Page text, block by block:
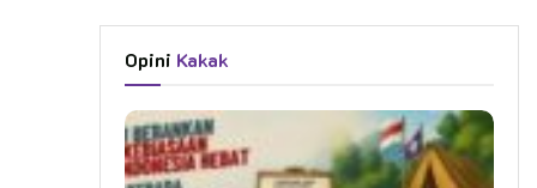
Opini Kakak